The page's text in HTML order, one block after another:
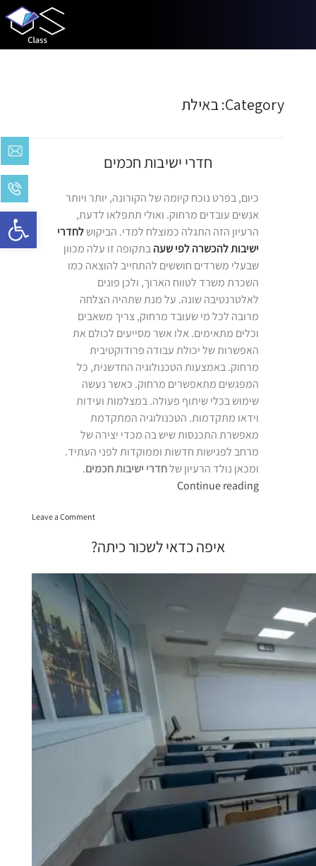
Open toolbar
Category: באילת
חדרי ישיבות חכמים
כיום, בפרט נוכח קיומה של הקורונה, יותר ויותר
אנשים עובדים מרחוק. ואולי תתפלאו לדעת,
הרעיון הזה התגלה כמוצלח למדי. הביקוש לחדרי
ישיבות להכשרה לפי שעה בתקופה זו עלה מכוון
שבעלי משרדים חוששים להתחייב להוצאה כמו
השכרת משרד לטווח הארוך, ולכן פונים
לאלטרנטיבה שונה. על מנת שתהיה הצלחה
מרובה לכל מי שעובד מרחוק, צריך משאבים
וכלים מתאימים. אלו אשר מסייעים לכולם את
האפשרות של יכולת עבודה פרודוקטיבית
מרחוק. באמצעות הטכנולוגיה החדשנית, כל
המפגשים מתאפשרים מרחוק. כאשר נעשה
שימוש בכלי שיתוף פעולה. במצלמות ועידות
וידאו מתקדמות. הטכנולוגיה המתקדמת
מאפשרת התכנסות שיש בה מכדי יצירה של
מרחב לפגישות חדשות וממוקדות לפני העתיד.
ומכאן נולד הרעיון שלחדרי ישיבות חכמים.
Continue reading“חדרי
Leave a Commenton
ישיבות
חכמים
איפה כדאי לשכור כיתה?